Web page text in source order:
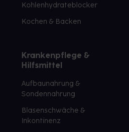
Kohlenhydrateblocker
Kochen & Backen
Krankenpflege &
Hilfsmittel
Aufbaunahrung &
Sondennahrung
Blasenschwäche &
Inkontinenz